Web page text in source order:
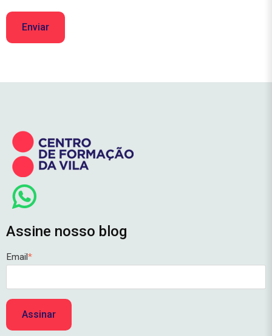
Assine nosso blog
Email*